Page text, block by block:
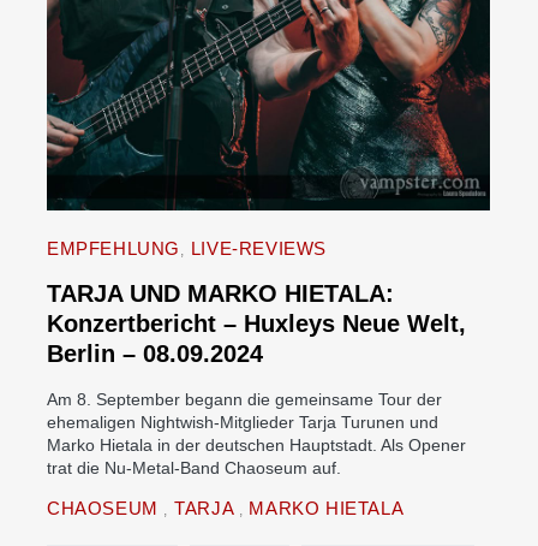
EMPFEHLUNG LIVE-REVIEWS
TARJA UND MARKO HIETALA:
Konzertbericht – Huxleys Neue Welt,
Berlin – 08.09.2024
Am 8. September begann die gemeinsame Tour der
ehemaligen Nightwish-Mitglieder Tarja Turunen und
Marko Hietala in der deutschen Hauptstadt. Als Opener
trat die Nu-Metal-Band Chaoseum auf.
CHAOSEUM TARJA MARKO HIETALA